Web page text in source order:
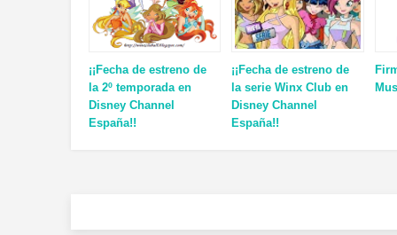
¡¡Fecha de estreno de
la 2º temporada en
Disney Channel
España!!
¡¡Fecha de estreno de
la serie Winx Club en
Disney Channel
España!!